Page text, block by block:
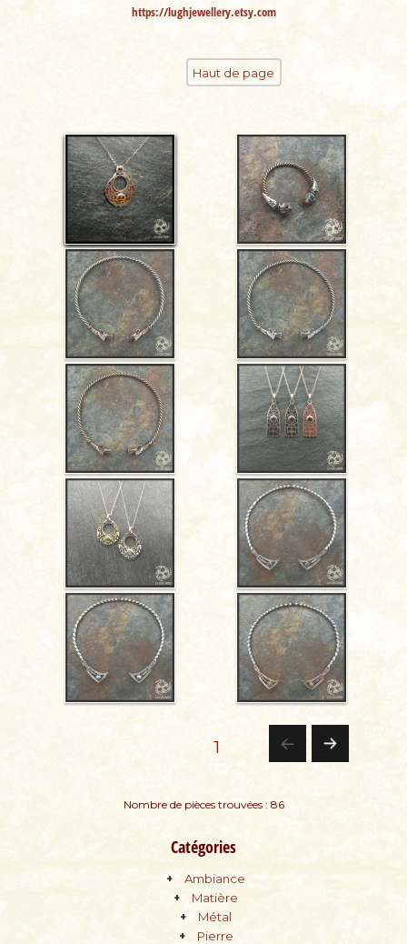
https://lughjewellery.etsy.com
Haut de page
publications
PAGE1
Nombre de pièces trouvées : 86
Catégories
Ambiance
Matière
Métal
Pierre